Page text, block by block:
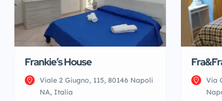
Frankie’s House
Viale 2 Giugno, 115, 80146 Napoli
NA, Italia
Via